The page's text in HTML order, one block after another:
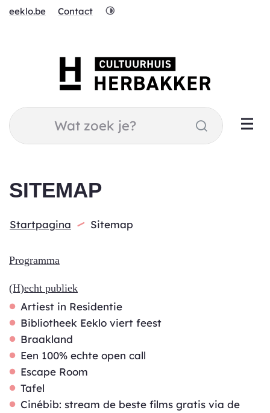
eeklo.be Contact
Cultuurhuis
Herbakker
Wat
zoek
je?
Zoeken
SITEMAP
Startpagina Sitemap
Programma
(H)echt publiek
Artiest in Residentie
Bibliotheek Eeklo viert feest
Braakland
Een 100% echte open call
Escape Room
Tafel
Cinébib: stream de beste films gratis via de